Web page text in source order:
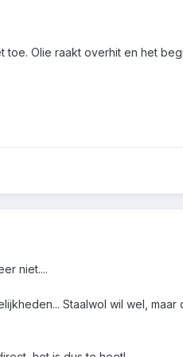
Olie raakt overhit en het
niet....
Staalwol wil wel, maar